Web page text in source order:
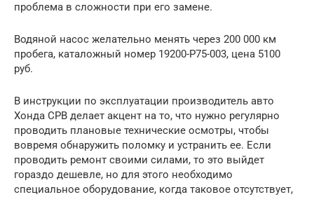
проблема в сложности при его замене.
Водяной насос желательно менять через 200 000 км
пробега, каталожный номер 19200-P75-003, цена 5100
руб.
В инструкции по эксплуатации производитель авто
Хонда СРВ делает акцент на то, что нужно регулярно
проводить плановые технические осмотры, чтобы
вовремя обнаружить поломку и устранить ее. Если
проводить ремонт своими силами, то это выйдет
гораздо дешевле, но для этого необходимо
специальное оборудование, когда таковое отсутствует,